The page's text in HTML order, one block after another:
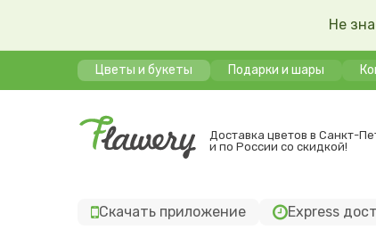
Не
Цветы и букеты Подарки и шары
Доставка цветов в Санкт-
и по России со скидкой!
Скачать приложение Express